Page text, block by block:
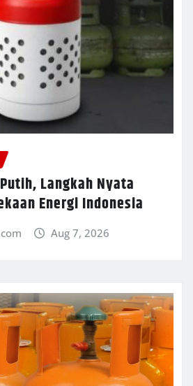
Langkah Nyata
Energi Indonesia
Aug 7, 2026